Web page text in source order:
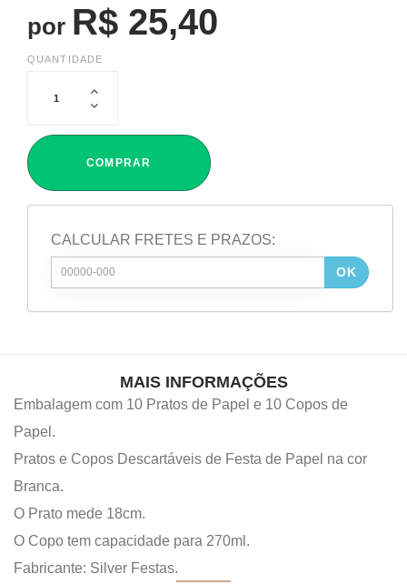
por R$ 25,40
QUANTIDADE
COMPRAR
CALCULAR FRETES E PRAZOS:
OK
MAIS INFORMAÇÕES
Embalagem com 10 Pratos de Papel e 10 Copos de
Papel.
Pratos e Copos Descartáveis de Festa de Papel na cor
Branca.
O Prato mede 18cm.
O Copo tem capacidade para 270ml.
Fabricante: Silver Festas.